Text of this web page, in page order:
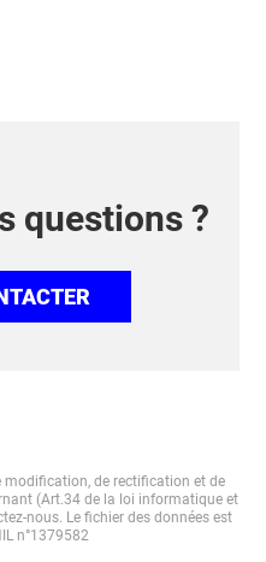
questions ?
modification, de rectification et de
(Art.34 de la loi informatique et
nous. Le fichier des données est
n°1379582